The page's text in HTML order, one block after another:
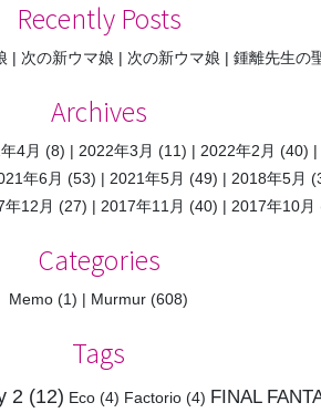
Recently Posts
次の新ウマ娘 次の新ウマ娘 鍾離先生の
Archives
4月 (8) 2022年3月 (11) 2022年2月 (40)
年6月 (53) 2021年5月 (49) 2018年5月
年12月 (27) 2017年11月 (40) 2017年10月
Categories
Memo (1) Murmur (608)
Tags
2 (12) Eco (4) Factorio (4) FINAL